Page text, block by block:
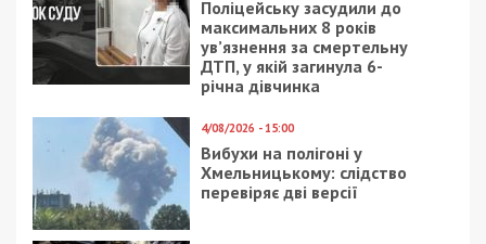
Уместно вспомнить, что в конце прошлого года,
как сообщала газета «Горожанин», счета
«Мисткомбуду» пополнились на более чем 9
млн. гривен. Заказчиками работ этого ООО также
ЖХ Самарского района. Среди победителей на
другие, тоже миллионные, суммы этих самых
заказчиков обычно значатся и другие фирмы,
близкие к Дубинским, в частности, ООО «Нитас
Групп», ООО «Бромтерм».